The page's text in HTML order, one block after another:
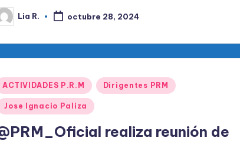
Lia R. octubre 28, 2024
ACTIVIDADES P.R.M Dirigentes PRM
Jose Ignacio Paliza
realiza reunión de